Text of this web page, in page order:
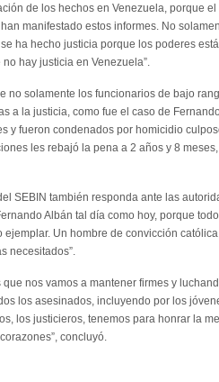
de los hechos en Venezuela, porque
manifestado estos informes. No
ha hecho justicia porque los poderes
hay justicia en Venezuela”.
no solamente los funcionarios de bajo
a la justicia, como fue el caso de
y fueron condenados por homicidio
les rebajó la pena a 2 años y 8
SEBIN también responda ante las
Albán tal día como hoy, porque
Un hombre de convicción
necesitados”.
nos vamos a mantener firmes y
los asesinados, incluyendo por los
los justicieros, tenemos para honrar la
concluyó.